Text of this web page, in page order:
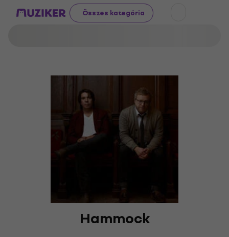
Összes kategória
Hammock